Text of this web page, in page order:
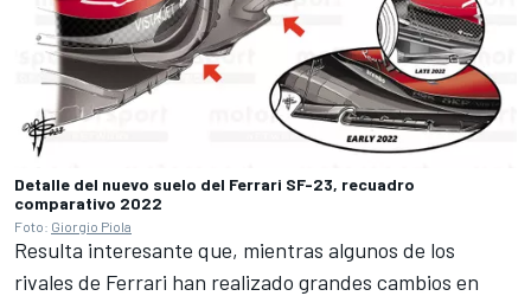
Detalle del nuevo suelo del Ferrari SF-23, recuadro
comparativo 2022
Foto: Giorgio Piola
Resulta interesante que, mientras algunos de los
rivales de Ferrari han realizado grandes cambios en